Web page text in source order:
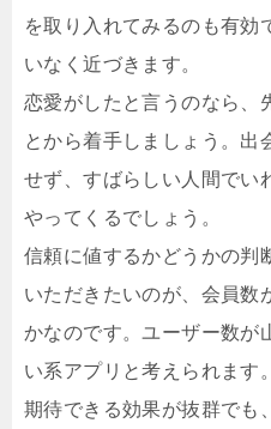
を取り入れてみるのも有効
いなく近づきます。
恋愛がしたと言うのなら、
とから着手しましょう。出
せず、すばらしい人間でい
やってくるでしょう。
信頼に値するかどうかの判
いただきたいのが、会員数
かなのです。ユーザー数が
い系アプリと考えられます。
期待できる効果が抜群でも